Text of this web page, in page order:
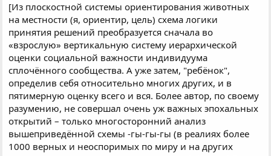
[Из плоскостной системы ориентирования животных
на местности (я, ориентир, цель) схема логики
принятия решений преобразуется сначала во
«взрослую» вертикальную систему иерархической
оценки социальной важности индивидуума
сплочённого сообщества. А уже затем, "ребёнок",
определив себя относительно многих других, и в
пятимерную оценку всего и вся. Более автор, по своему
разумению, не совершал очень уж важных эпохальных
открытий – только многосторонний анализ
вышеприведённой схемы -гы-гы-гы (в реалиях более
1000 верных и неоспоримых по миру и на других